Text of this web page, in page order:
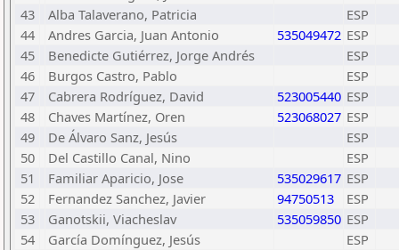
43
Alba Talaverano, Patricia
ESP
44
Andres Garcia, Juan Antonio 535049472 ESP
45
Benedicte Gutiérrez, Jorge Andrés
ESP
46
Burgos Castro, Pablo
ESP
47
Cabrera Rodríguez, David 523005440 ESP
48
Chaves Martínez, Oren 523068027 ESP
49
De Álvaro Sanz, Jesús
ESP
50
Del Castillo Canal, Nino
ESP
51
Familiar Aparicio, Jose 535029617 ESP
52
Fernandez Sanchez, Javier 94750513
ESP
53
Ganotskii, Viacheslav 535059850 ESP
54
García Domínguez, Jesús
ESP